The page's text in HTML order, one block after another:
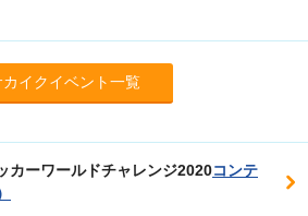
カイクイベント一覧
カーワールドチャレンジ2020コンテ